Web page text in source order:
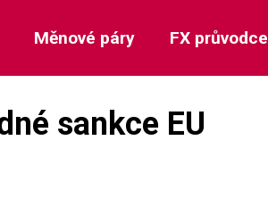
Měnové páry FX průvodce
sankce EU